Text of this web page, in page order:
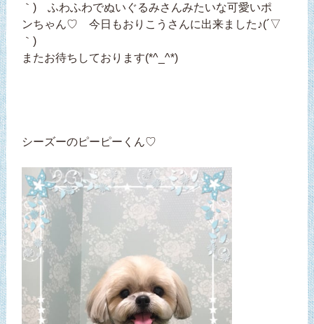
｀) ふわふわでぬいぐるみさんみたいな可愛いポ
ンちゃん♡ 今日もおりこうさんに出来ました♪(´▽
｀)
またお待ちしております(*^_^*)
シーズーのピーピーくん♡